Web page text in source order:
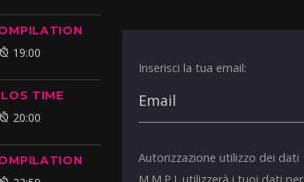
19:00
TIME
20:00
Inserisci la tua email:
Autorizzazione utilizzo dei dati
M.M.P.I. utilizzerà i tuoi dati per